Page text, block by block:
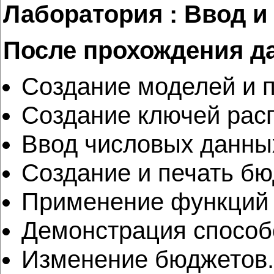
Лаборатория : Ввод
После прохождения
Создание моделей и
Создание ключей
Ввод числовых
Создание и печать
Применение функций
Демонстрация
Изменение бюджетов.